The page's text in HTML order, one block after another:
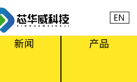
新闻 产品